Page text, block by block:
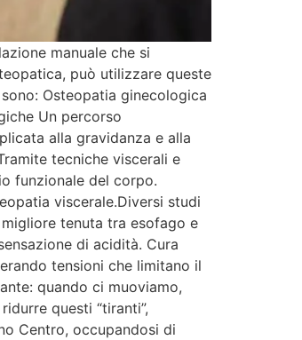
manuale che si
può utilizzare queste
Osteopatia ginecologica
Un percorso
alla gravidanza e alla
tecniche viscerali e
funzionale del corpo.
viscerale.Diversi studi
tenuta tra esofago e
di acidità. Cura
tensioni che limitano il
quando ci muoviamo,
questi “tiranti”,
Centro, occupandosi di